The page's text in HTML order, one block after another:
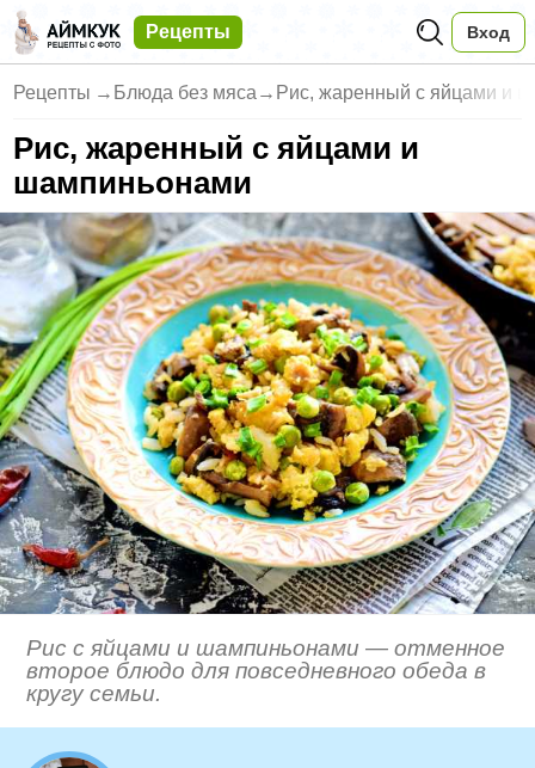
Рецепты Вход
Рецепты → Блюда без мяса → Рис, жаренный с яйцами и
Рис, жаренный с яйцами и
шампиньонами
Рис с яйцами и шампиньонами — отменное
второе блюдо для повседневного обеда в
кругу семьи.